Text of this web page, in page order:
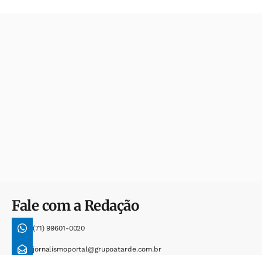
Fale com a Redação
(71) 99601-0020
jornalismoportal@grupoatarde.com.br